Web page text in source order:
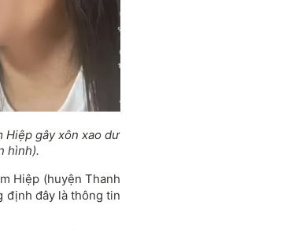
Hiệp gây xôn xao dư
hình).
Hiệp (huyện Thanh
định đây là thông tin